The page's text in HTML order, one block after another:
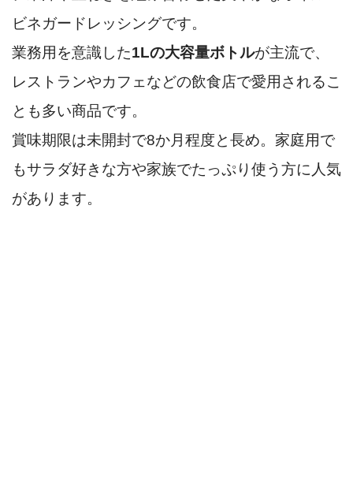
ビネガードレッシングです。
業務用を意識した1Lの大容量ボトルが主流で、
レストランやカフェなどの飲食店で愛用されるこ
とも多い商品です。
賞味期限は未開封で8か月程度と長め。家庭用で
もサラダ好きな方や家族でたっぷり使う方に人気
があります。